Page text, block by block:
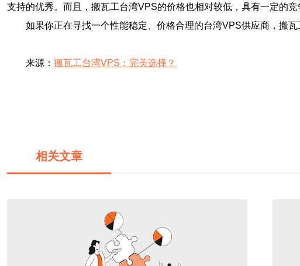
支持的优秀。而且，搬瓦工台湾VPS的价格也相对较低，具有一定的竞
如果你正在寻找一个性能稳定、价格合理的台湾VPS供应商，搬瓦
来源： 搬瓦工台湾VPS：完美选择？
相关文章